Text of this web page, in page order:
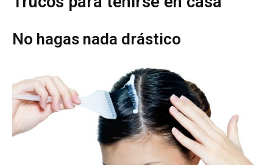
No hagas nada drástico